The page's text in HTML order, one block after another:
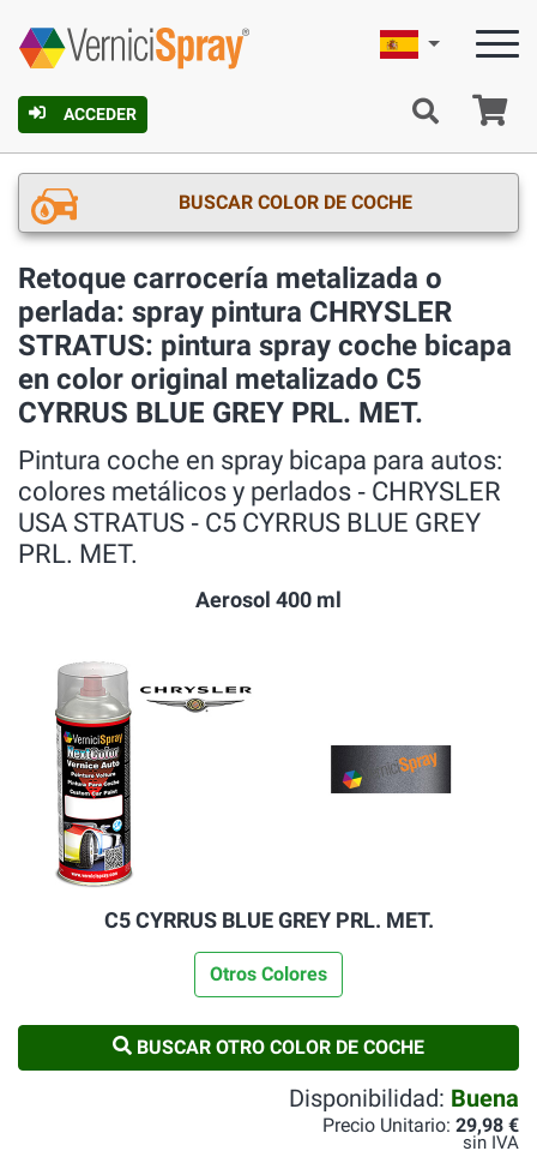
ACCEDER
Español
BUSCAR COLOR DE COCHE
Retoque carrocería metalizada o
perlada: spray pintura CHRYSLER
STRATUS: pintura spray coche bicapa
en color original metalizado C5
CYRRUS BLUE GREY PRL. MET.
Pintura coche en spray bicapa para autos:
colores metálicos y perlados ‐ CHRYSLER
USA STRATUS ‐ C5 CYRRUS BLUE GREY
PRL. MET.
Aerosol 400 ml
C5 CYRRUS BLUE GREY PRL. MET.
Otros Colores
BUSCAR OTRO COLOR DE COCHE
Disponibilidad: Buena
Precio Unitario: 29,98 €
sin IVA